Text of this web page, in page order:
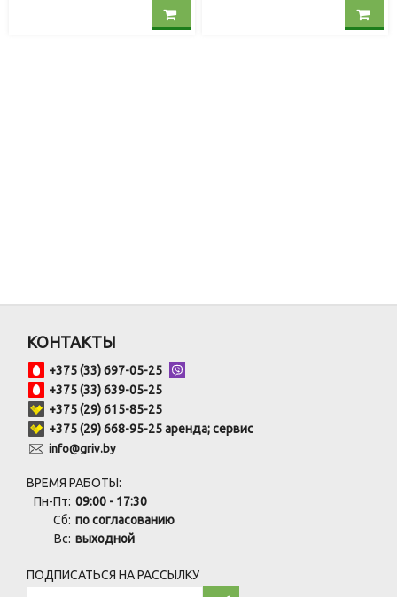
КОНТАКТЫ
+375 (33) 697-05-25
+375 (33) 639-05-25
+375 (29) 615-85-25
+375 (29) 668-95-25 аренда; сервис
info@griv.by
ВРЕМЯ РАБОТЫ:
Пн-Пт: 09:00 - 17:30
Сб: по согласованию
Вс: выходной
ПОДПИСАТЬСЯ НА РАССЫЛКУ